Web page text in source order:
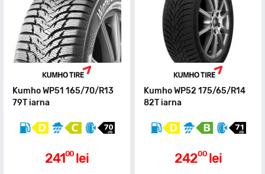
Kumho WP51 165/70/R13
79T iarna
24100 lei
Kumho WP52 175/65/R14
82T iarna
24200 lei